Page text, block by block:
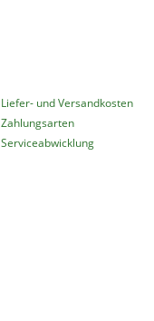
Liefer- und Versandkosten
Zahlungsarten
Serviceabwicklung